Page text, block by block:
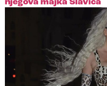
njegova majka Slavica